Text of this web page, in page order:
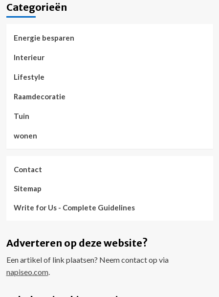
Categorieën
Energie besparen
Interieur
Lifestyle
Raamdecoratie
Tuin
wonen
Contact
Sitemap
Write for Us - Complete Guidelines
Adverteren op deze website?
Een artikel of link plaatsen? Neem contact op via
napiseo.com.